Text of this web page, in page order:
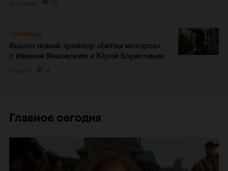
Трейлеры
Вышел новый трейлер «Битвы моторов»
с Иваном Янковским и Юрой Борисовым
Главное сегодня